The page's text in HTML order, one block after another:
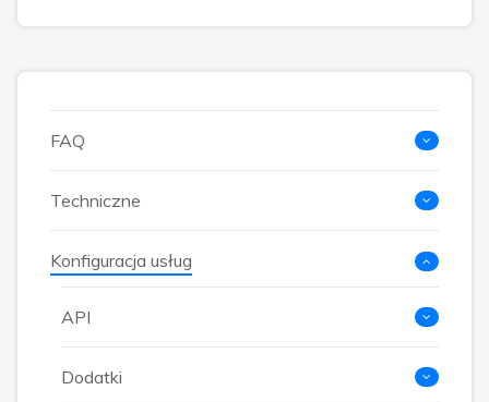
FAQ
Techniczne
Konfiguracja usług
API
Dodatki